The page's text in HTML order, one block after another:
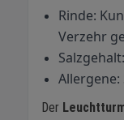
Rinde:
Verzehr
Der